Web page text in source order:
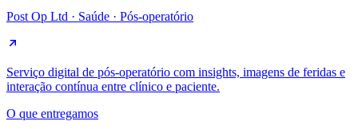
Post Op Ltd · Saúde · Pós-operatório
Serviço digital de pós-operatório com insights, imagens de feridas e
interação contínua entre clínico e paciente.
O que entregamos